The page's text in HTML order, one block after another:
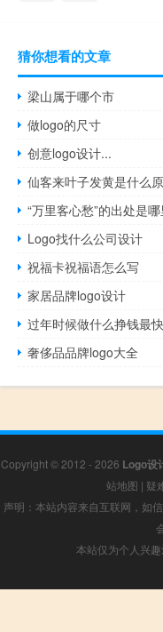
猜你想看的文章
梁山属于哪个市
做logo的尺寸
创意logo设计...
仙客来叶子发黄是什么
“万里客心愁”的出处是哪
Logo找什么公司设计
祝福卡祝福语怎么写
家居品牌logo设计
过年时候做什么挣钱最快
奢侈品品牌logo大全
Copyright © 2012 - 2026 Logo设
站地图 | 疑
声明：本站内容来自互联网，如
本站仅为个人兴